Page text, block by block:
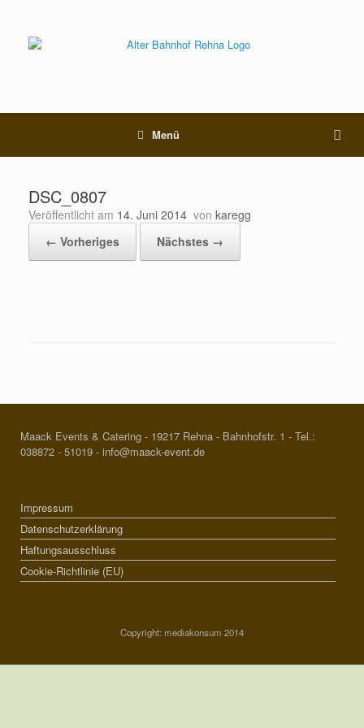
Menü
DSC_0807
Veröffentlicht am 14. Juni 2014 von karegg
← Vorheriges
Nächstes →
Maack Events & Catering - 19217 Rehna - Bahnhofstr. 1 - Tel.:
038872 - 51019 - info@maack-event.de
Impressum
Datenschutzerklärung
Haftungsausschluss
Cookie-Richtlinie (EU)
Copyright: mediakonsum 2014